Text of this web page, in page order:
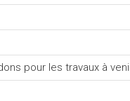
pour les travaux à